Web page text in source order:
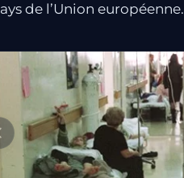
de l’Union européenne.